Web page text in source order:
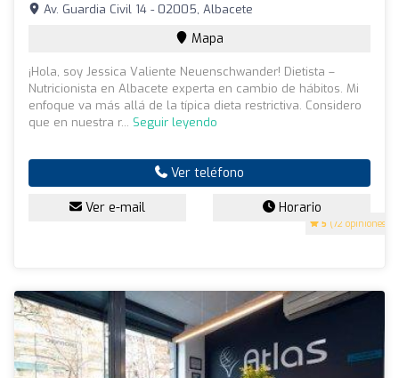
5 (72 opiniones)
Av. Guardia Civil 14 - 02005, Albacete
Mapa
¡Hola, soy Jessica Valiente Neuenschwander! Dietista –
Nutricionista en Albacete experta en cambio de hábitos. Mi
enfoque va más allá de la típica dieta restrictiva. Considero
que en nuestra r... Seguir leyendo
Ver teléfono
Ver e-mail Horario